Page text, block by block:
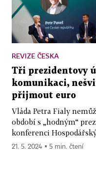
REVIZE ČESKA
Tři prezidentovy
komunikaci,
přijmout euro
Vláda Petra Fialy
období s „hodným“
konferenci
21. 5. 2024 ▪ 5 min. čtení